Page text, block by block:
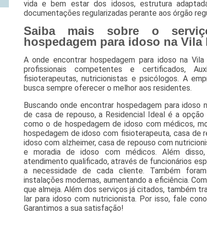
vida e bem estar dos idosos, estrutura
documentações regularizadas perante aos órgão
Saiba mais sobre o
hospedagem para idoso na Vila
A onde encontrar hospedagem para idoso na
profissionais competentes e certificados,
fisioterapeutas, nutricionistas e psicólogos. A
busca sempre oferecer o melhor aos residentes.
Buscando onde encontrar hospedagem para idoso
de casa de repouso, a Residencial Ideal é a
como o de hospedagem de idoso com médicos,
hospedagem de idoso com fisioterapeuta, casa de
idoso com alzheimer, casa de repouso com
e moradia de idoso com médicos. Além
atendimento qualificado, através de funcionários
a necessidade de cada cliente. Também
instalações modernas, aumentando a eficiência.
que almeja. Além dos serviços já citados, também
lar para idoso com nutricionista. Por isso, fale
Garantimos a sua satisfação!